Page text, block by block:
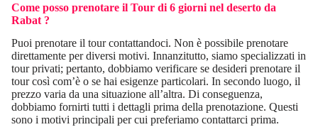
Come posso prenotare il Tour di 6 giorni nel deserto da
Rabat ?
Puoi prenotare il tour contattandoci. Non è possibile prenotare
direttamente per diversi motivi. Innanzitutto, siamo specializzati in
tour privati; pertanto, dobbiamo verificare se desideri prenotare il
tour così com’è o se hai esigenze particolari. In secondo luogo, il
prezzo varia da una situazione all’altra. Di conseguenza,
dobbiamo fornirti tutti i dettagli prima della prenotazione. Questi
sono i motivi principali per cui preferiamo contattarci prima.